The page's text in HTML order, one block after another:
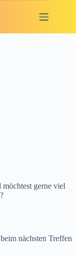
gerne viel
nächsten Treffen